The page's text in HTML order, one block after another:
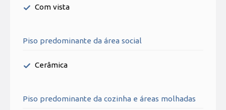
Com vista
Piso predominante da área social
Cerâmica
Piso predominante da cozinha e áreas molhadas